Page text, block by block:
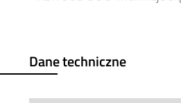
Dane techniczne